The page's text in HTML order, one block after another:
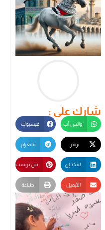
شارك على :
واتس أب فيسبوك
تيليغرام
لينكد إن بين تريست
الأيميل طباعة